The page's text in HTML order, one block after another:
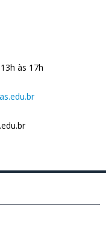
às 17h